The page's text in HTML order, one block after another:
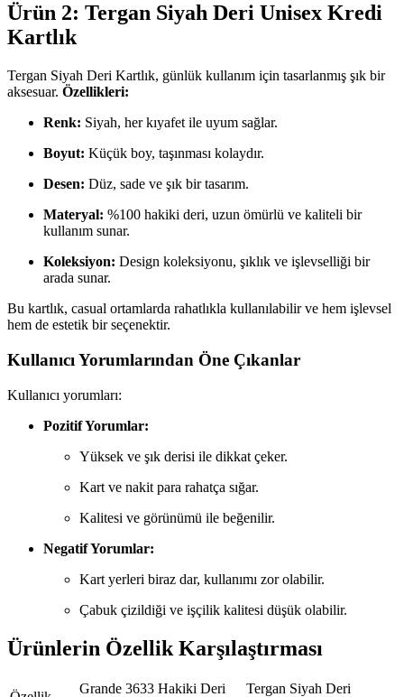
Ürün 2: Tergan Siyah Deri Unisex Kredi
Kartlık
Tergan Siyah Deri Kartlık, günlük kullanım için tasarlanmış şık bir
aksesuar. Özellikleri:
Renk: Siyah, her kıyafet ile uyum sağlar.
Boyut: Küçük boy, taşınması kolaydır.
Desen: Düz, sade ve şık bir tasarım.
Materyal: %100 hakiki deri, uzun ömürlü ve kaliteli bir
kullanım sunar.
Koleksiyon: Design koleksiyonu, şıklık ve işlevselliği bir
arada sunar.
Bu kartlık, casual ortamlarda rahatlıkla kullanılabilir ve hem işlevsel
hem de estetik bir seçenektir.
Kullanıcı Yorumlarından Öne Çıkanlar
Kullanıcı yorumları:
Pozitif Yorumlar:
Yüksek ve şık derisi ile dikkat çeker.
Kart ve nakit para rahatça sığar.
Kalitesi ve görünümü ile beğenilir.
Negatif Yorumlar:
Kart yerleri biraz dar, kullanımı zor olabilir.
Çabuk çizildiği ve işçilik kalitesi düşük olabilir.
Ürünlerin Özellik Karşılaştırması
Grande 3633 Hakiki Deri
Tergan Siyah Deri